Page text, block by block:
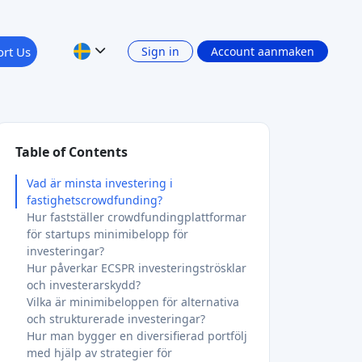
Us Sign in Account aanmaken
Table of Contents
Vad är minsta investering i
fastighetscrowdfunding?
Hur fastställer crowdfundingplattformar
för startups minimibelopp för
investeringar?
Hur påverkar ECSPR investeringströsklar
och investerarskydd?
Vilka är minimibeloppen för alternativa
och strukturerade investeringar?
Hur man bygger en diversifierad portfölj
med hjälp av strategier för